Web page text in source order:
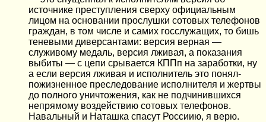
источнике преступления сверху официальным
лицом на основании прослушки сотовых телефонов
граждан, в том числе и самих госслужащих, то бишь
теневыми диверсантами: версия верная —
служивому медаль, версия лживая, а показания
выбиты — с цепи срывается КППп на заработки, ну
а если версия лживая и исполнитель это понял-
пожизненное преследование исполнителя и жертвы
до полного уничтожения, как не подчинившихся
непрямому воздействию сотовых телефонов.
Навальный и Наташка спасут Россиию, я верю.